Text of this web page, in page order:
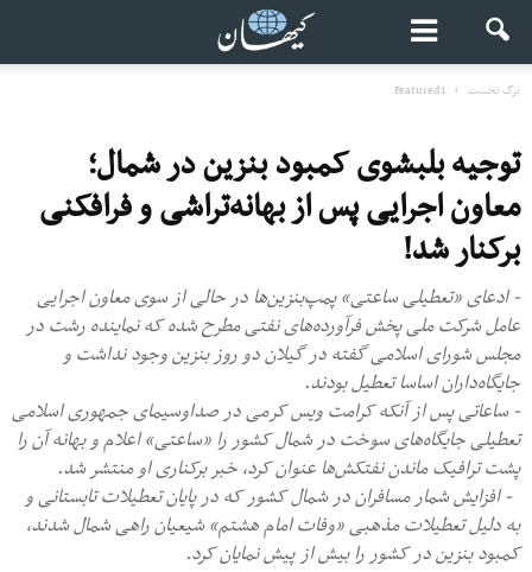
برگ نخست Featured1
توجیه بلبشوی کمبود بنزین در شمال؛
معاون اجرایی پس از بهانه‌تراشی و فرافکنی
برکنار شد!
- ادعای «تعطیلی ساعتی» پمپ‌بنزین‌‌ها در حالی از سوی معاون اجرایی
عامل شرکت‌ ملی پخش فرآورده‌های نفتی مطرح شده که نماینده رشت در
مجلس شورای اسلامی گفته در گیلان دو روز بنزین وجود نداشت و
جایگاه‌داران اساسا تعطیل بودند.
- ساعاتی پس از آنکه کرامت ویس کرمی در صداوسیمای جمهوری اسلامی
تعطیلی جایگاه‌های سوخت در شمال کشور را «ساعتی» اعلام و بهانه آن را
پشت ترافیک ماندن نفتکش‌ها عنوان کرد، خبر برکناری او منتشر شد.
- افزایش شمار مسافران در شمال کشور که در پایان تعطیلات تابستانی و
به دلیل تعطیلات مذهبی «وفات امام هشتم» شیعیان راهی شمال شدند،
کمبود بنزین در کشور را بیش از پیش نمایان کرد.